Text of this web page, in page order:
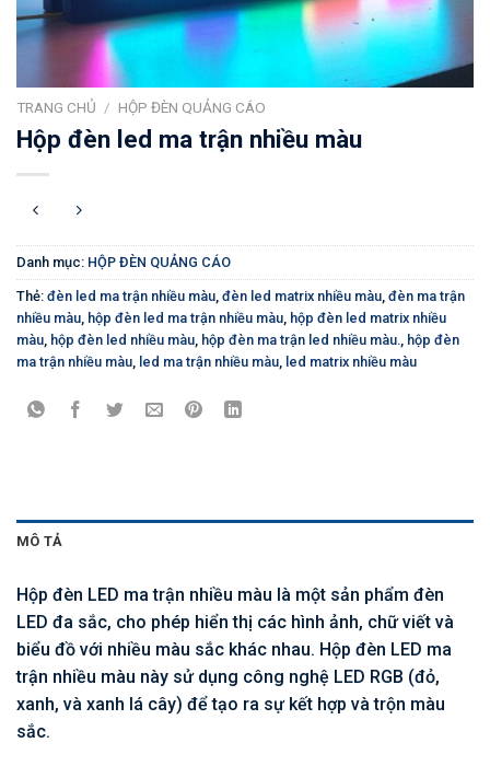
TRANG CHỦ / HỘP ĐÈN QUẢNG CÁO
Hộp đèn led ma trận nhiều màu
Danh mục: HỘP ĐÈN QUẢNG CÁO
Thẻ: đèn led ma trận nhiều màu, đèn led matrix nhiều màu, đèn ma trận
nhiều màu, hộp đèn led ma trận nhiều màu, hộp đèn led matrix nhiều
màu, hộp đèn led nhiều màu, hộp đèn ma trận led nhiều màu., hộp đèn
ma trận nhiều màu, led ma trận nhiều màu, led matrix nhiều màu
MÔ TẢ
Hộp đèn LED ma trận nhiều màu là một sản phẩm đèn
LED đa sắc, cho phép hiển thị các hình ảnh, chữ viết và
biểu đồ với nhiều màu sắc khác nhau. Hộp đèn LED ma
trận nhiều màu này sử dụng công nghệ LED RGB (đỏ,
xanh, và xanh lá cây) để tạo ra sự kết hợp và trộn màu
sắc.